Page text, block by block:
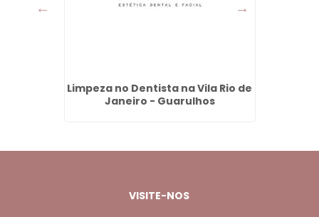
Limpeza no Dentista na Vila Rio de
Janeiro - Guarulhos
VISITE-NOS